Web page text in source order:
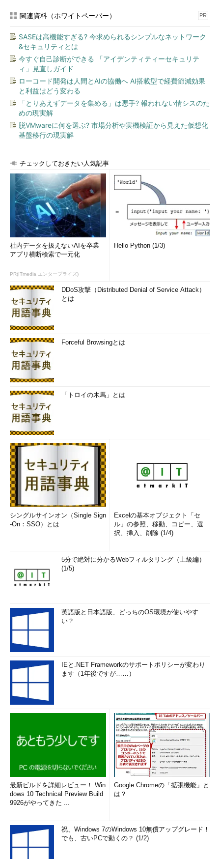
DNS Suffix Search List. . . . . . : sys.d-advantage.com
Ethernet adapter ローカル エリア接続:
Connection-specific DNS Suffix . : sys.d-
Description . . . . . . . . . . . : Intel(R) PRO/100 VE
Network Connection
……（以下省略）……
グ情報の追加）」コマンドなどを使って、ルーティング・テーブ
ルの設定を行っていただきたい（詳細はTIPS「
テーブルを操作する」を参照）。
実際にIPルーティングが機能しているかどうかは、「netstat -
s」コマンドによって確かめることもできる。このコマンドを使
ってIPv4の統計情報を表示させ、「Datagrams Forwarded」と
いう名前のカウンタの値をチェックする。ここにはルーティング
（IPフォワード）されたIPパケットの数が記録されているので、
活用する
」を参照していただきたい。
C:\> netstat -s -p ip
IPv4 Statistics
Packets Received = 121914015
Received Header Errors = 6
Datagrams Forwarded = 111150768
ドされたIPパケット数
Unknown Protocols Received = 0
Received Packets Discarded = 932923
Received Packets Delivered = 8577136
■関連リンク
Windows 2000 で TCP/IP 転送を有効にする方法
クロソフト サポート技術情報）
Windows XP で TCP/IP 転送を有効にする方法
[HOWTO] Windows Server 2003 で TCP/IP 転送を有効
にする方法（マイクロソフト サポート技術情報）
（TIPS）
ネットワークのルーティングは双方向で設定する
Windows Server 2008／R2のRRASでIPルーティングを
有効にする（TIPS）
Windowsのtracertでネットワークの経路を調査する
ルーティング・テーブルを操作する
関連資料（ホワイトペーパー） PR
SASEは高機能すぎる? 今求められるシンプルなネットワーク
&セキュリティとは
今すぐ自己診断ができる 「アイデンティティーセキュリテ
ィ」見直しガイド
ローコード開発は人間とAIの協働へ AI搭載型で経費節減効果
と利益はどう変わる
「とりあえずデータを集める」は悪手? 報われない情シスのた
めの現実解
脱VMwareに何を選ぶ? 市場分析や実機検証から見えた仮想化
基盤移行の現実解
チェックしておきたい人気記事
社内データを扱えないAIを卒業
アプリ横断検索で一元化
PR(ITmedia エンタープライズ)
Hello Python (1/3)
DDoS攻撃（Distributed Denial of Service Attack）
とは
Forceful Browsingとは
「トロイの木馬」とは
シングルサインオン（Single Sign
-On：SSO）とは
Excelの基本オブジェクト「セ
ル」の参照、移動、コピー、選
択、挿入、削除 (1/4)
5分で絶対に分かるWebフィルタリング（上級編）
(1/5)
英語版と日本語版、どっちのOS環境が使いやす
い？
IEと.NET Frameworkのサポートポリシーが変わり
ます（1年後ですが……）
最新ビルドを詳細レビュー！ Win
dows 10 Technical Preview Build
9926がやってきた ...
Google Chromeの「拡張機能」と
は？
祝、Windows 7のWindows 10無償アップグレード！
でも、古いPCで動くの？ (1/2)